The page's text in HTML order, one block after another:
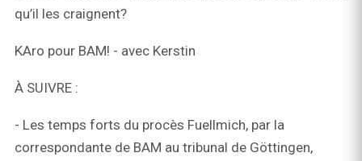
qu’il les craignent?
KAro pour BAM! - avec Kerstin
À SUIVRE :
- Les temps forts du procès Fuellmich, par la
correspondante de BAM au tribunal de Göttingen,